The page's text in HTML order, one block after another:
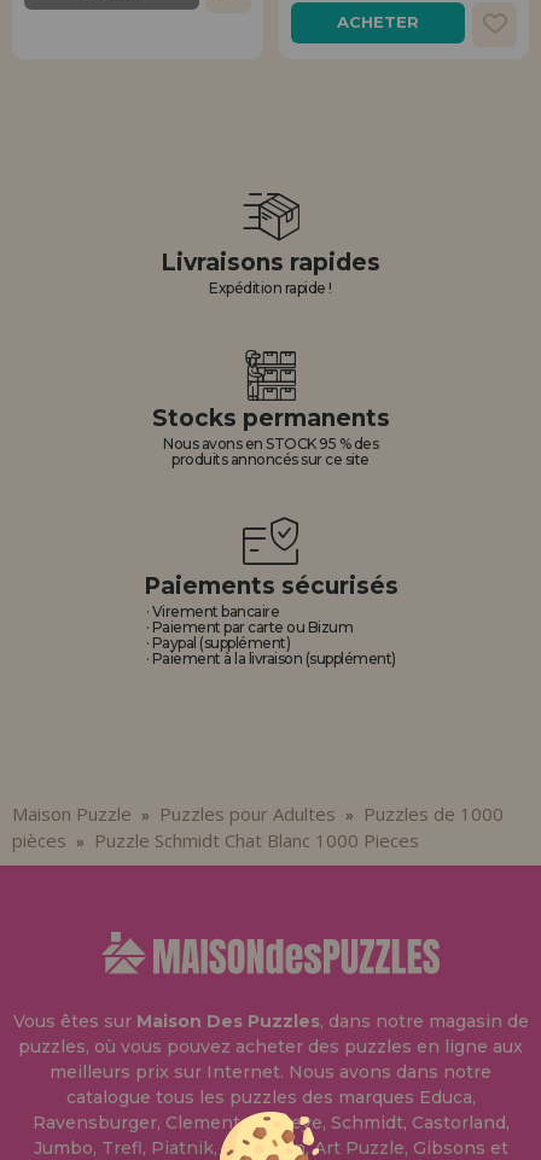
ACHETER
Livraisons rapides
Expédition rapide !
Stocks permanents
Nous avons en STOCK 95 % des
produits annoncés sur ce site
Paiements sécurisés
· Virement bancaire
· Paiement par carte ou Bizum
· Paypal (supplément)
· Paiement à la livraison (supplément)
Maison Puzzle » Puzzles pour Adultes »
Puzzles de 1000
pièces » Puzzle Schmidt Chat Blanc 1000 Pieces
Vous êtes sur Maison Des Puzzles, dans notre magasin de
puzzles, où vous pouvez acheter des puzzles en ligne aux
meilleurs prix sur Internet. Nous avons dans notre
catalogue tous les puzzles des marques Educa,
Ravensburger, Clementoni, Heye, Schmidt, Castorland,
Jumbo, Trefl, Piatnik, Anatolian, Art Puzzle, Gibsons et